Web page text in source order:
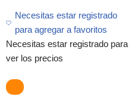
Necesitas estar registrado
para agregar a favoritos
Necesitas estar registrado para
ver los precios